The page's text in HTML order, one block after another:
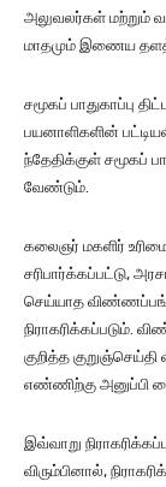
அலுவலர்கள் மற்றும்
மாதமும் இணைய
சமூகப் பாதுகாப்பு
பயனாளிகளின்
ந்தேதிக்குள் சமூகப்
வேண்டும்.
கலைஞர் மகளிர்
சரிபார்க்கப்பட்டு,
செய்யாத
நிராகரிக்கப்படும்.
குறித்த
எண்ணிற்கு அனுப்பி
இவ்வாறு
விரும்பினால்,